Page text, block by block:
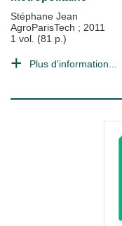
Stéphane Jean
AgroParisTech ; 2011
1 vol. (81 p.)
Plus d'information...